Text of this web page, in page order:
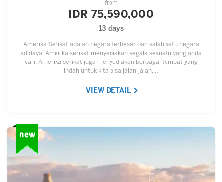
from
IDR 75,590,000
13 days
Amerika Serikat adalah negara terbesar dan salah satu negara
adidaya. Amerika serikat menyediakan segala sesuatu yang anda
cari. Amerika serikat juga menyediakan berbagai tempat yang
indah untuk kita bisa jalan-jalan.…
VIEW DETAIL